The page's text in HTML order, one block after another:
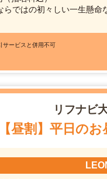
らではの初々しい一生懸命
サービスと併用不可
リフナビ
【昼割】平日の